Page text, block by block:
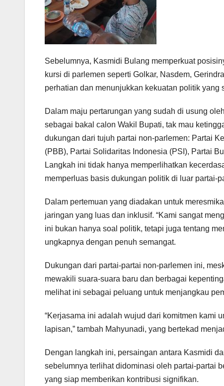
Sebelumnya, Kasmidi Bulang memperkuat
kursi di parlemen seperti Golkar, Nasdem,
perhatian dan menunjukkan kekuatan politik yang
Dalam maju pertarungan yang sudah di usung
sebagai bakal calon Wakil Bupati, tak mau
dukungan dari tujuh partai non-parlemen: Partai
(PBB), Partai Solidaritas Indonesia (PSI), Partai
Langkah ini tidak hanya memperlihatkan
memperluas basis dukungan politik di luar partai-
Dalam pertemuan yang diadakan untuk
jaringan yang luas dan inklusif. “Kami sangat
ini bukan hanya soal politik, tetapi juga tentang
ungkapnya dengan penuh semangat.
Dukungan dari partai-partai non-parlemen ini,
mewakili suara-suara baru dan berbagai
melihat ini sebagai peluang untuk menjangkau
“Kerjasama ini adalah wujud dari komitmen kami
lapisan,” tambah Mahyunadi, yang bertekad
Dengan langkah ini, persaingan antara Kasmidi
sebelumnya terlihat didominasi oleh partai-partai
yang siap memberikan kontribusi signifikan.